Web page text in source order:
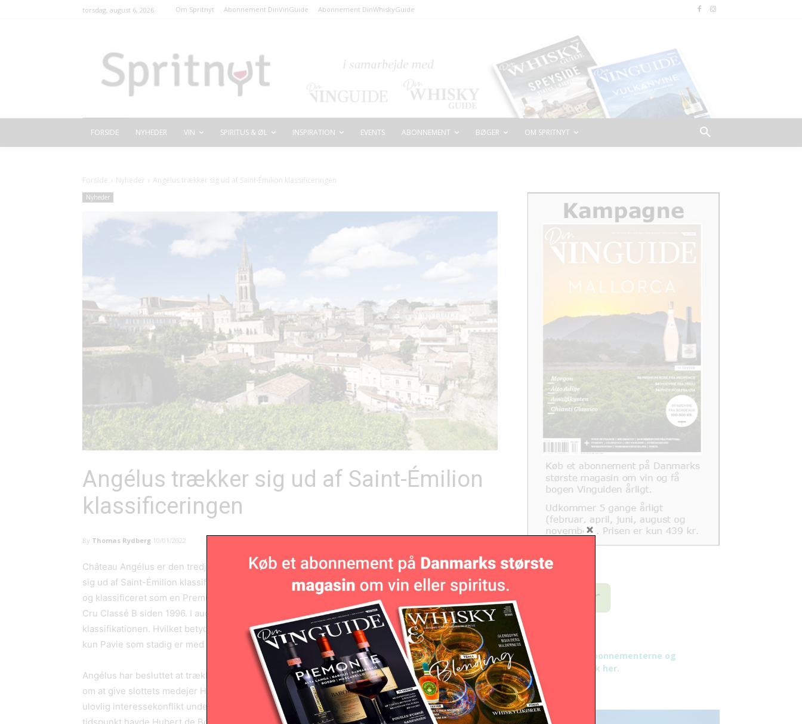
torsdag, august 6, 2026 Om Spritnyt Abonnement DinVinGuide Abonnement DinWhiskyGuide
FORSIDE NYHEDER VIN SPIRITUS & ØL INSPIRATION EVENTS ABONNEMENT BØGER OM SPRITNYT
Forside Nyheder Angélus trækker sig ud af Saint-Émilion klassificeringen
Nyheder
Angélus trækker sig ud af Saint-Émilion
klassificeringen
By Thomas Rydberg 10/01/2022
Château Angélus er den tredje Premier Grand Cru Classé A ejendom som har besluttet at trække
sig ud af Saint-Émilion klassifikationen. Slottet har været en af de fire ‘first growth’ i Saint-Émilion,
og klassificeret som en Premier Grand Cru Classé A siden 2012. Før det var det en Premier Grand
Cru Classé B siden 1996. I august sidste år trak Cheval Blanc og Ausone sig også fra
klassifikationen. Hvilket betyder at 3 ud af de 4 topslotte nu er ude af klassificeringen. Nu er det
kun Pavie som stadig er med af de fire.
Angélus har besluttet at trække sig grundet en afgørelse fra en domstol i Bordeaux i sidste måned
om at give slottets medejer Hubert de Boüard en bøde, efter at have fundet ham skyldig i en
ulovlig interessekonflikt under udarbejdelsen af klassificeringen af Saint-Émilion i 2012. På det
Læs mere om abonnementerne og
betingelser - klik her.